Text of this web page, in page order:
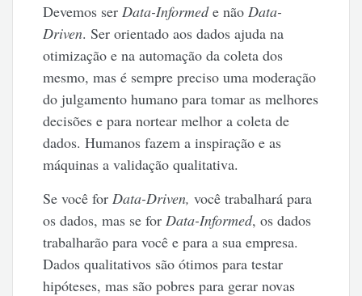
Devemos ser Data-Informede não Data-
Driven. Ser orientado aos dados ajuda na
otimização e na automação da coleta dos
mesmo, mas é sempre preciso uma moderação
do julgamento humano para tomar as melhores
decisões e para nortear melhor a coleta de
dados. Humanos fazem a inspiração e as
máquinas a validação qualitativa.
Se você for Data-Driven, você trabalhará para
os dados, mas se for Data-Informed, os dados
trabalharão para você e para a sua empresa.
Dados qualitativos são ótimos para testar
hipóteses, mas são pobres para gerar novas